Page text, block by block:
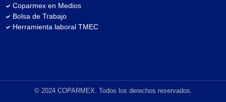
🔵 #SeñalCoparmex: Perspectivas 2025
Mensaje de Lorenzo Córdova en la Firma de
Coparmex en Medios
Bolsa de Trabajo
Herramienta laboral TMEC
© 2024 COPARMEX. Todos los derechos reservados.